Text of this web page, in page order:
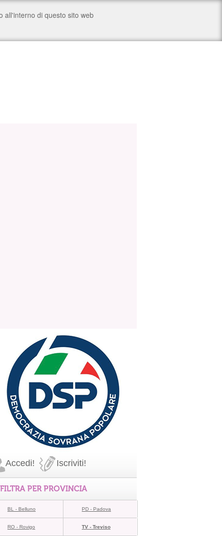
Accedi! Iscriviti!
FILTRA PER PROVINCIA
BL - Belluno PD - Padova
RO - Rovigo TV - Treviso